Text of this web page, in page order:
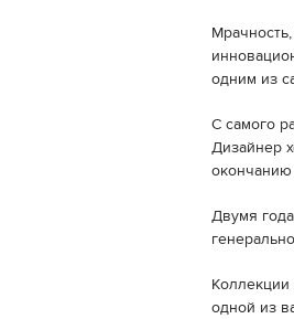
одним из
С самого
Дизайнер
Двумя
Коллекции
одной из